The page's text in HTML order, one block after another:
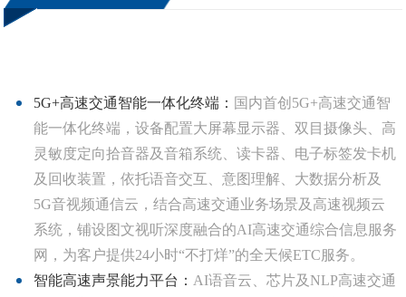
5G+高速交通智能一体化终端： 国内首创5G+高速交通智
能一体化终端，设备配置大屏幕显示器、双目摄像头、高
灵敏度定向拾音器及音箱系统、读卡器、电子标签发卡机
及回收装置，依托语音交互、意图理解、大数据分析及
5G音视频通信云，结合高速交通业务场景及高速视频云
系统，铺设图文视听深度融合的AI高速交通综合信息服务
网，为客户提供24小时“不打烊”的全天候ETC服务。
智能高速声景能力平台：AI语音云、芯片及NLP高速交通